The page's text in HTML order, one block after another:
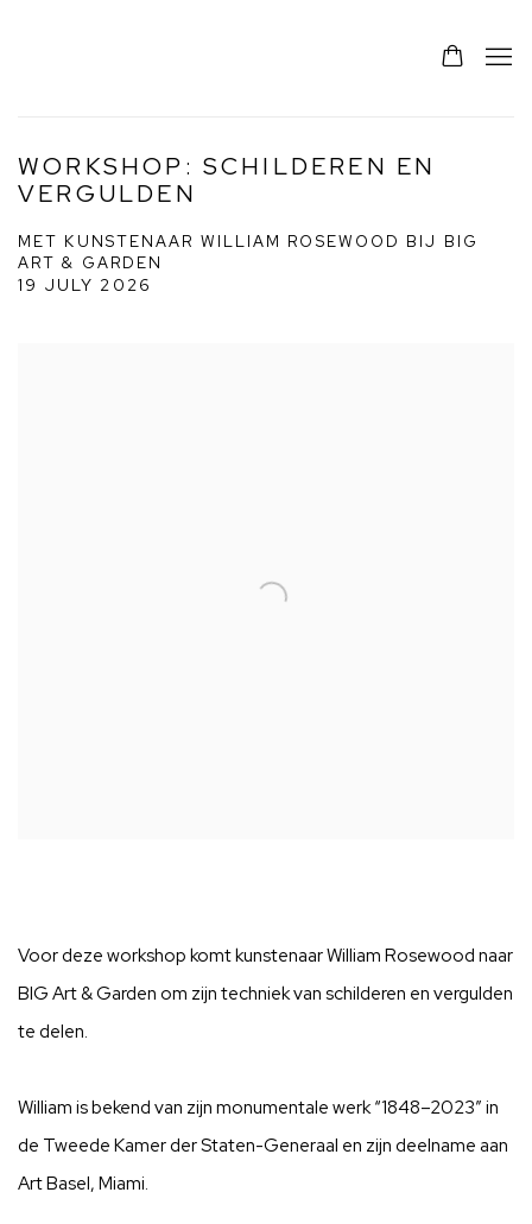
WORKSHOP: SCHILDEREN EN
VERGULDEN
MET KUNSTENAAR WILLIAM ROSEWOOD BIJ BIG
ART & GARDEN
19 JULY 2026
Voor deze workshop komt kunstenaar William Rosewood naar
BIG Art & Garden om zijn techniek van schilderen en vergulden
te delen.
William is bekend van zijn monumentale werk “1848–2023” in
de Tweede Kamer der Staten-Generaal en zijn deelname aan
ArtBasel, Miami.